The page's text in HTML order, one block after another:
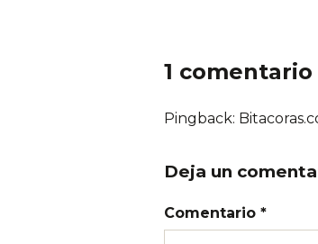
1 comentario
Pingback:
Deja un
Comentario *